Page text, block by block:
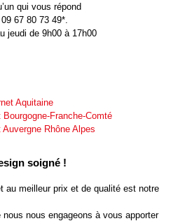
qui vous répond
67 80 73 49*.
jeudi de 9h00 à 17h00
Aquitaine
Franche-Comté
Rhône Alpes
soigné !
au meilleur prix et de qualité est notre
nous nous engageons à vous apporter